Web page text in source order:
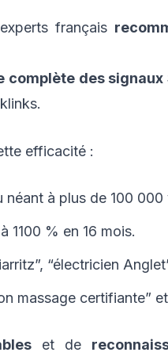
français
complète des signaux
efficacité :
à plus de 100
1100 % en 16 mois.
“électricien
massage certifiante”
et de